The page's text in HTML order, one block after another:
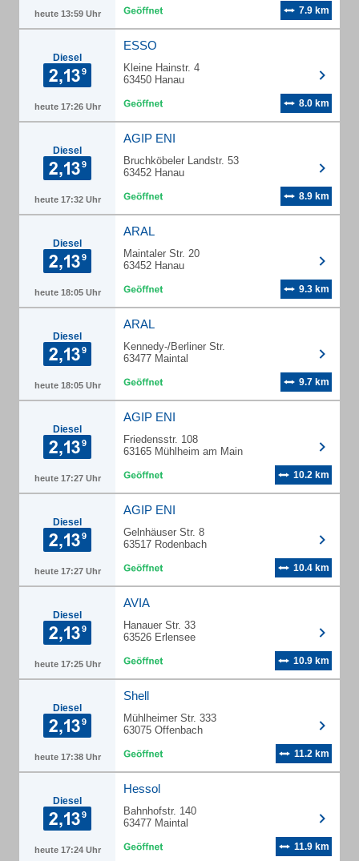
heute 13:59 Uhr 7.9 km
Diesel
heute 17:26 Uhr
ESSO
Kleine Hainstr. 4
63450 Hanau
8.0 km
Diesel
heute 17:32 Uhr
AGIP ENI
Bruchköbeler Landstr. 53
63452 Hanau
8.9 km
Diesel
heute 18:05 Uhr
ARAL
Maintaler Str. 20
63452 Hanau
9.3 km
Diesel
heute 18:05 Uhr
ARAL
Kennedy-/Berliner Str.
63477 Maintal
9.7 km
Diesel
heute 17:27 Uhr
AGIP ENI
Friedensstr. 108
63165 Mühlheim am Main
10.2 km
Diesel
heute 17:27 Uhr
AGIP ENI
Gelnhäuser Str. 8
63517 Rodenbach
10.4 km
Diesel
heute 17:25 Uhr
AVIA
Hanauer Str. 33
63526 Erlensee
10.9 km
Diesel
heute 17:38 Uhr
Shell
Mühlheimer Str. 333
63075 Offenbach
11.2 km
Diesel
heute 17:24 Uhr
Hessol
Bahnhofstr. 140
63477 Maintal
11.9 km